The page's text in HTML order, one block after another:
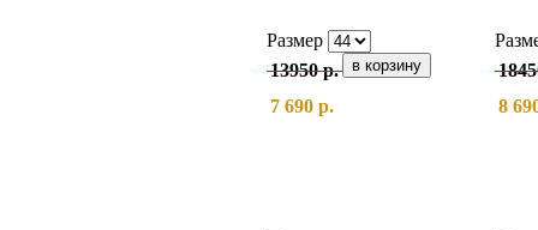
Размер
13950 р.
7 690 р.
8